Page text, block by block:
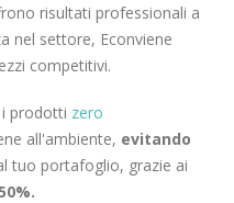
risultati professionali a
nel settore, Econviene
competitivi.
prodotti zero
all'ambiente, evitando
tuo portafoglio, grazie ai